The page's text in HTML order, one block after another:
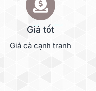
Giá tốt
Giá cả cạnh tranh